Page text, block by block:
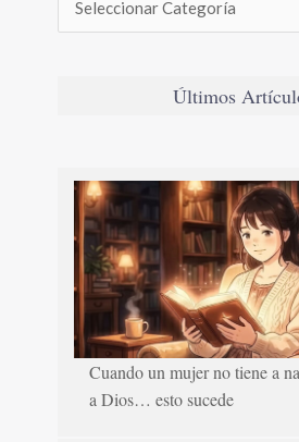
Últimos
Cuando un mujer no tiene a
a Dios… esto sucede